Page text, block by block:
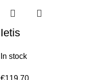
Ietis
In stock